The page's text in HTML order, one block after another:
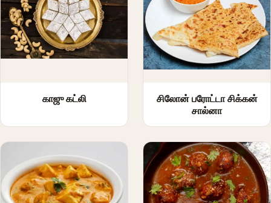
காஜு கட்லி
சிலோன் பரோட்டா சிக்கன்
சால்னா